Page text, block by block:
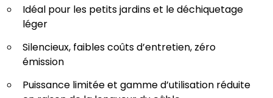
Idéal pour les petits jardins et le déchiquetage
léger
Silencieux, faibles coûts d’entretien, zéro
émission
Puissance limitée et gamme d’utilisation réduite